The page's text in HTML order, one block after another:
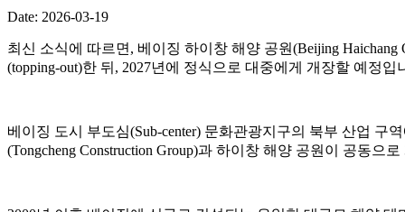
Date: 2026-03-19
최신 소식에 따르면, 베이징 하이창 해양 공원(Beijing
(topping-out)한 뒤, 2027년에 정식으로 대중에게 개장할 예정입
베이징 도시 부도심(Sub-center) 문화관광지구의 북부 산업
(Tongcheng Construction Group)과 하이창 해양 공원이 공동으